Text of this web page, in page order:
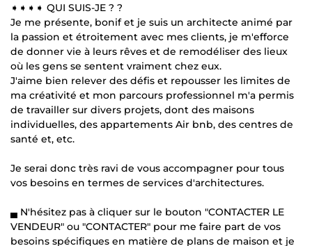
➧➧➧➧ QUI SUIS-JE ? ?
Je me présente, bonif et je suis un architecte animé par
la passion et étroitement avec mes clients, je m'efforce
de donner vie à leurs rêves et de remodéliser des lieux
où les gens se sentent vraiment chez eux.
J'aime bien relever des défis et repousser les limites de
ma créativité et mon parcours professionnel m'a permis
de travailler sur divers projets, dont des maisons
individuelles, des appartements Air bnb, des centres de
santé et, etc.
Je serai donc très ravi de vous accompagner pour tous
vos besoins en termes de services d'architectures.
▄ N'hésitez pas à cliquer sur le bouton "CONTACTER LE
VENDEUR" ou "CONTACTER" pour me faire part de vos
besoins spécifiques en matière de plans de maison et je